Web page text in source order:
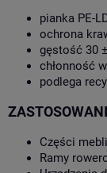
pianka PE-
ochrona
gęstość 30
chłonność
podlega
Części mebli
Ramy